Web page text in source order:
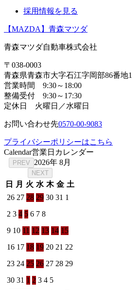
採用情報を見る
【MAZDA】青森マツダ
青森マツダ自動車株式会社
〒038-0003
青森県青森市大字石江字岡部86番地1
営業時間 9:30～18:00
整備受付 9:30～17:30
定休日 火曜日／水曜日
お問い合わせ先0570-00-9083
プライバシーポリシーはこちら
Calendar営業日カレンダー
PREV 2026年 8月
NEXT
日 月 火 水 木 金 土
26 27 28 29 30 31 1
2 3 4 5 6 7 8
9 10 11 12 13 14 15
16 17 18 19 20 21 22
23 24 25 26 27 28 29
30 31 1 2 3 4 5